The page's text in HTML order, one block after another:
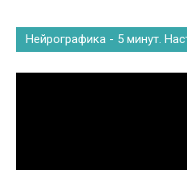
Нейрографика - 5 минут.